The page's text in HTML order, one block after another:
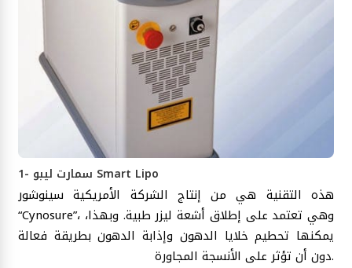
1- سمارت ليبو Smart Lipo
هذه التقنية هي من إنتاج الشركة الأمريكية سينوشور
“Cynosure”، وهي تعتمد على إطلاق أشعة ليزر طبية. وبهذا،
يمكنها تحطيم خلايا الدهون وإذابة الدهون بطريقة فعالة
دون أن تؤثر على الأنسجة المجاورة.